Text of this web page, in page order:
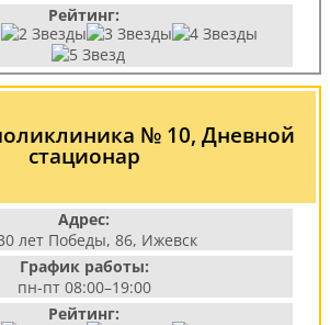
Рейтинг:
№ 10, Дневной
стационар
Адрес:
лет Победы, 86, Ижевск
График работы:
пн-пт 08:00–19:00
Рейтинг: